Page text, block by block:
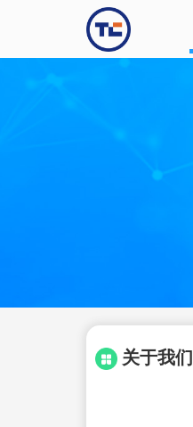
关于我们